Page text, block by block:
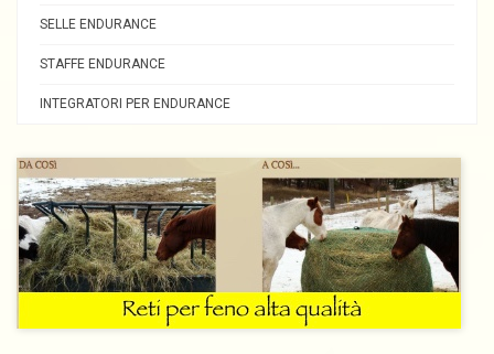
SELLE ENDURANCE
STAFFE ENDURANCE
INTEGRATORI PER ENDURANCE